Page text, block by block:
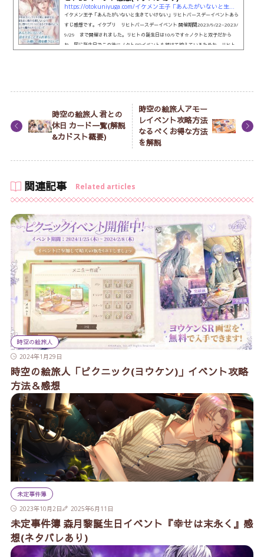
https://otokuniyuga.com/イケメン王子「あんたがいないと生きていけない
イケメン王子「あんたがいないと生きていけない」リヒトバースデーイベントあら
すじ感想です。イケプリ リヒトバースデーイベント 開催期間2023/9/22~2023/
9/29 まで開催されました。リヒトの誕生日は10/9です☆ノクトと双子だから
ね。同じ誕生日でこの後にノクトBDイベントも続けて控えているためか、リヒト
時空の絵旅人 君との
休日 カード一覧(解説
&カドスト概要)
時空の絵旅人アモー
レイベント攻略方法
なるべくお得な方法
を解説
関連記事 Related articles
時空の絵旅人
2024年1月29日
時空の絵旅人「ピクニック(ヨウケン)」イベント攻略
方法＆感想
未定事件簿
2023年10月2日
2025年6月11日
未定事件簿 森月黎誕生日イベント『幸せは末永く』感
想(ネタバレあり)